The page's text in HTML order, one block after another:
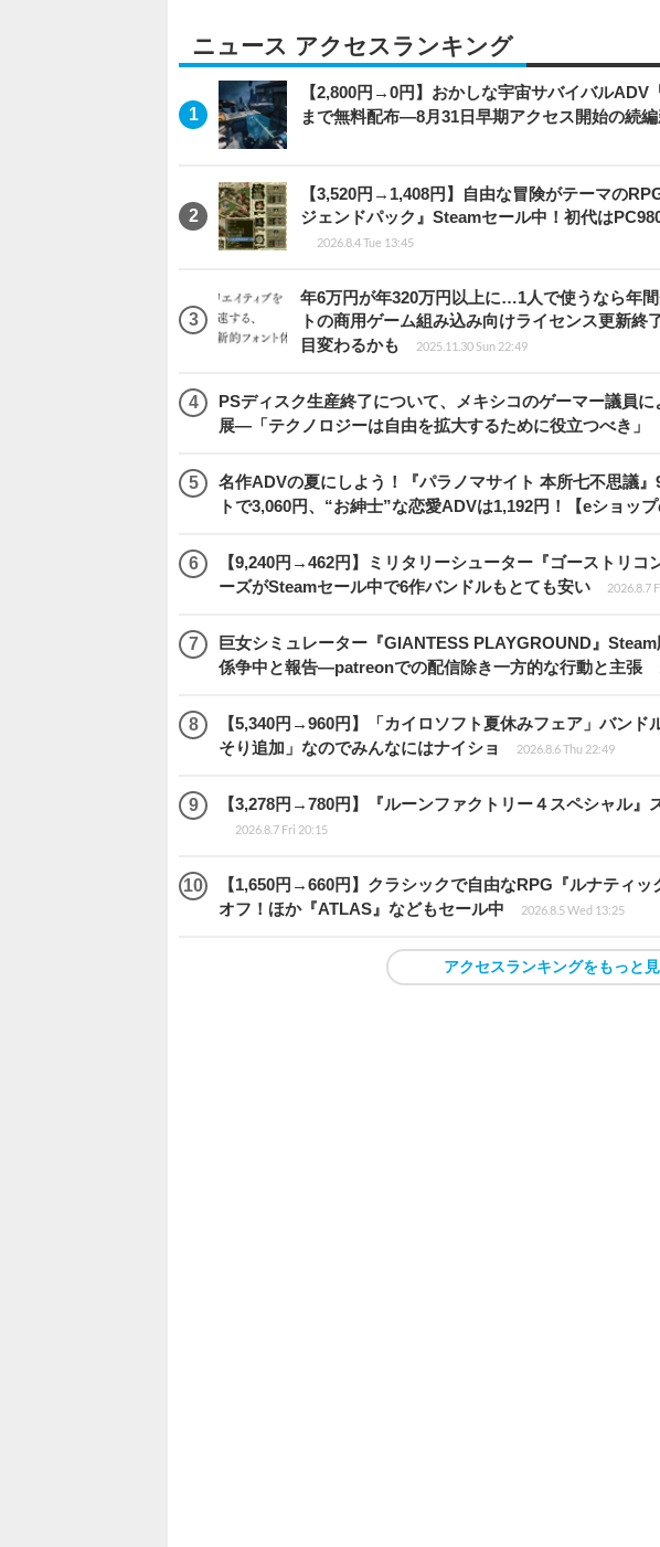
ニュース アクセスランキング
【2,800円→0円】おかしな宇宙サバイバル
まで無料配布―8月31日早期アクセス開始の続
【3,520円→1,408円】自由な冒険がテーマの
ジェンドパック』Steamセール中！初代は
2026.8.4 Tue 13:45
年6万円が年320万円以上に…1人で使うなら年
トの商用ゲーム組み込み向けライセンス更新
目変わるかも
2025.11.30 Sun 22:49
PSディスク生産終了について、メキシコのゲーマー議員
展―「テクノロジーは自由を拡大するために役立つべき」
名作ADVの夏にしよう！『パラノマサイト 本所七不思議
トで3,060円、“お紳士”な恋愛ADVは1,192円！【eショップ
【9,240円→462円】ミリタリーシューター『ゴーストリコ
ーズがSteamセール中で6作バンドルもとても安い
2026.8.7
巨女シミュレーター『GIANTESS PLAYGROUND』
係争中と報告―patreonでの配信除き一方的な行動と主張
【5,340円→960円】「カイロソフト夏休みフェア」バンド
そり追加」なのでみんなにはナイショ
2026.8.6 Thu 22:49
【3,278円→780円】『ルーンファクトリー４スペシャル』
2026.8.7 Fri 20:15
【1,650円→660円】クラシックで自由なRPG『ルナティ
オフ！ほか『ATLAS』などもセール中
2026.8.5 Wed 13:25
アクセスランキングをもっと